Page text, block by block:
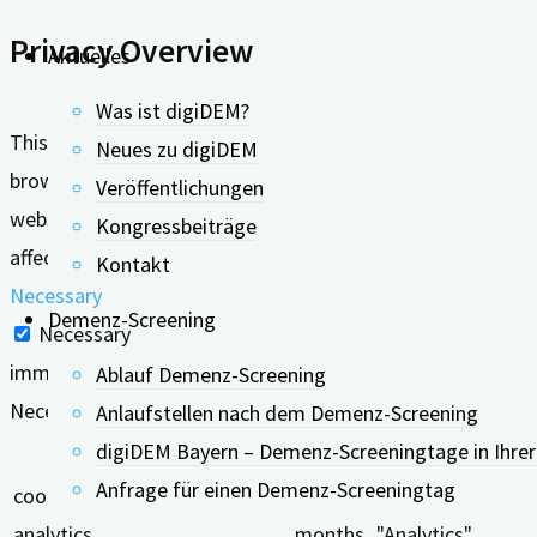
Aktuelles
Was ist digiDEM?
Neues zu digiDEM
Veröffentlichungen
Kongressbeiträge
Kontakt
Demenz-Screening
Ablauf Demenz-Screening
Anlaufstellen nach dem Demenz-Screening
digiDEM Bayern – Demenz-Screeningtage in
Anfrage für einen Demenz-Screeningtag
Privacy Overview
This website uses cookies to improve your experience
browser as they are essential for the working of basic
website. These cookies will be stored in your browser
affect your browsing experience.
Necessary
Necessary
immer aktiv
Necessary cookies are absolutely essential for the
Keks
Dauer
cookielawinfo-checkbox-
11
This cookie is